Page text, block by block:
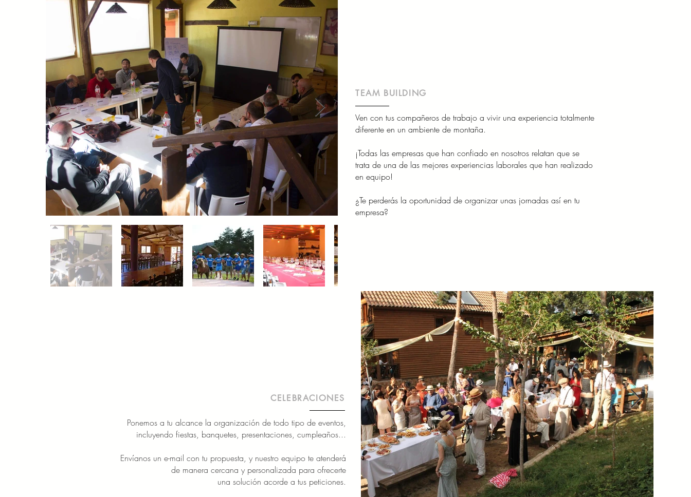
TEAM BUILDING
Ven con tus compañeros de trabajo a vivir una experiencia totalmente
diferente en un ambiente de montaña.
¡Todas las empresas que han confiado en nosotros relatan que se
trata de una de las mejores experiencias laborales que han realizado
en equipo!
¿Te perderás la oportunidad de organizar unas jornadas así en tu
empresa?
CELEBRACIONES
Ponemos a tu alcance la organización de todo tipo de eventos,
incluyendo fiestas, banquetes, presentaciones, cumpleaños...
Envíanos un e-mail con tu propuesta, y nuestro equipo te atenderá
de manera cercana y personalizada para ofrecerte
una solución acorde a tus peticiones.